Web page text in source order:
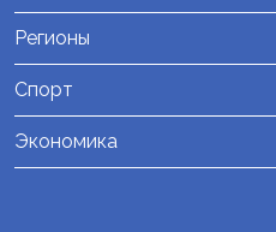
Регионы
Спорт
Экономика